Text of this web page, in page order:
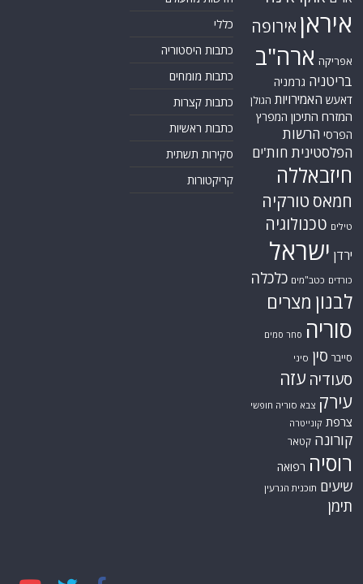
חיזבאללה
טורקיה
טילים טכנולוגיה
ירדן ישראל
כורדים כטב"מים כלכלה
לבנוןמצרים
סוריה סחר סמים
סייבר סין סיני
סעודיה עזה
עירק
צבא סוריה חופשי
צרפת קונייטרה
קורונה קטאר
רוסיה רפואה
שיעים תוכנית הגרעין
תימן
קריקטורות